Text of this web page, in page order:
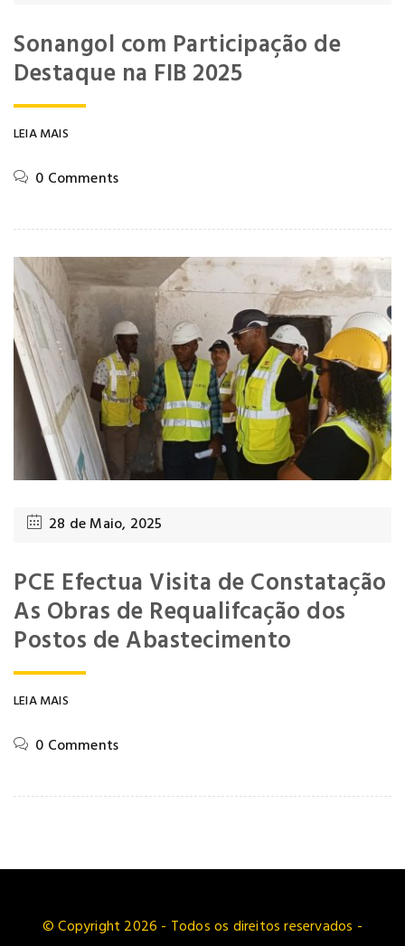
Sonangol com Participação de
Destaque na FIB 2025
LEIA MAIS
0 Comments
28 de Maio, 2025
PCE Efectua Visita de Constatação
As Obras de Requalifcação dos
Postos de Abastecimento
LEIA MAIS
0 Comments
© Copyright 2026 - Todos os direitos reservados -